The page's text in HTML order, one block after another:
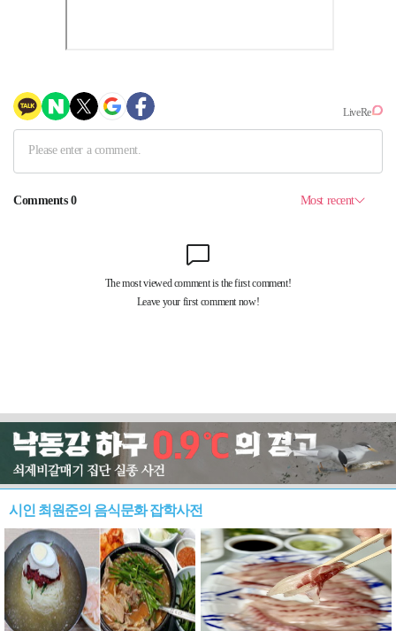
시인 최원준의 음식문화 잡학사전